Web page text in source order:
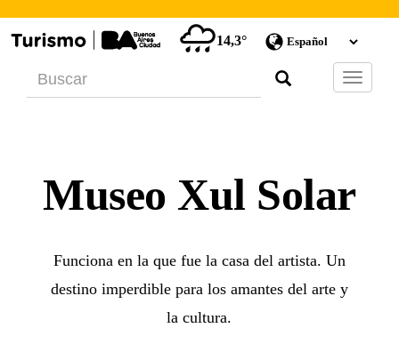
14,3°
Barra
de
Museo Xul Solar
Funciona en la que fue la casa del artista. Un
destino imperdible para los amantes del arte y
la cultura.